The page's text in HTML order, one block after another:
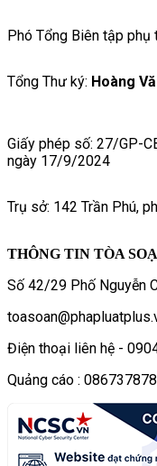
Phó Tổng Biên tập phụ
Tổng Thư ký: Hoàng
Giấy phép số: 27/GP-
ngày 17/9/2024
Trụ sở: 142 Trần Phú,
THÔNG TIN TÒA
Số 42/29 Phố Nguyễn
Điện thoại liên hệ -
Quảng cáo :